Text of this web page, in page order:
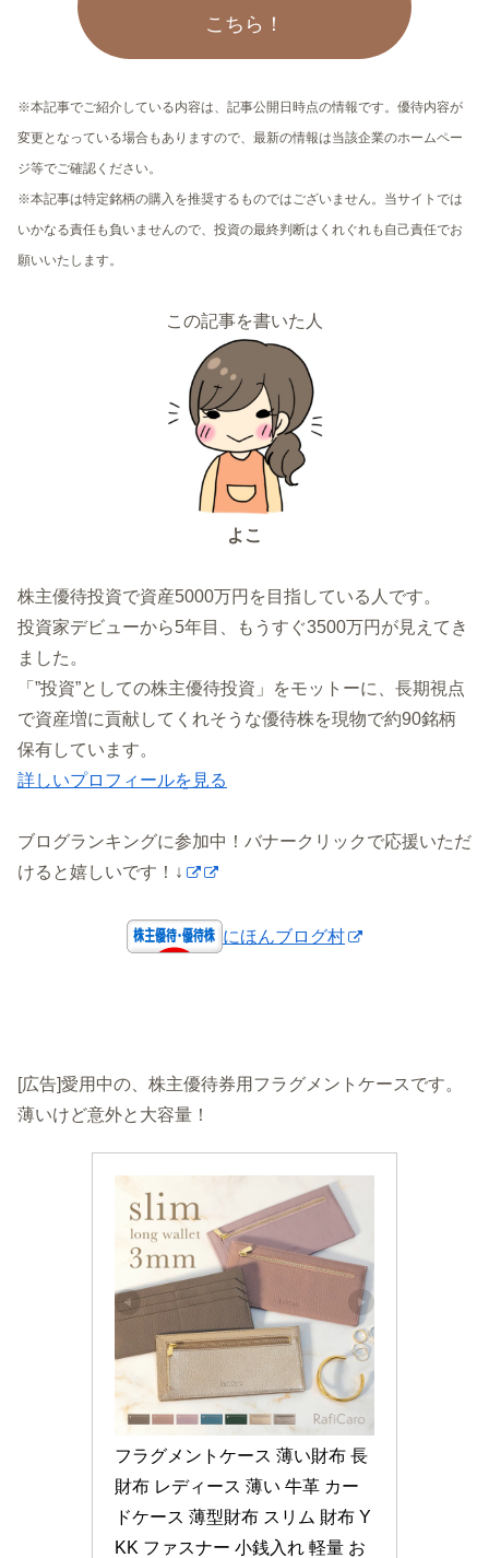
こちら！
※本記事でご紹介している内容は、記事公開日時点の情報です。優待内容が
変更となっている場合もありますので、最新の情報は当該企業のホームペー
ジ等でご確認ください。
※本記事は特定銘柄の購入を推奨するものではございません。当サイトでは
いかなる責任も負いませんので、投資の最終判断はくれぐれも自己責任でお
願いいたします。
この記事を書いた人
よこ
株主優待投資で資産5000万円を目指している人です。
投資家デビューから5年目、もうすぐ3500万円が見えてき
ました。
「”投資”としての株主優待投資」をモットーに、長期視点
で資産増に貢献してくれそうな優待株を現物で約90銘柄
保有しています。
詳しいプロフィールを見る
ブログランキングに参加中！バナークリックで応援いただ
けると嬉しいです！↓
にほんブログ村
[広告]愛用中の、株主優待券用フラグメントケースです。
薄いけど意外と大容量！
フラグメントケース 薄い財布 長
財布 レディース 薄い 牛革 カー
ドケース 薄型財布 スリム 財布 Y
KK ファスナー 小銭入れ 軽量 お